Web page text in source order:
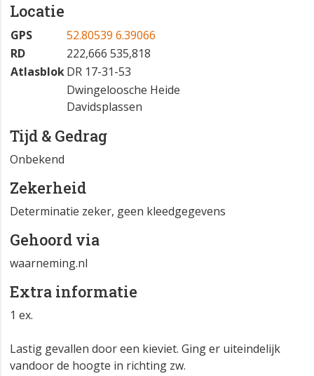
Locatie
GPS
52.80539 6.39066
RD
222,666 535,818
AtlasblokDR 17-31-53
Dwingeloosche Heide
Davidsplassen
Tijd & Gedrag
Onbekend
Zekerheid
Determinatie zeker, geen kleedgegevens
Gehoord via
waarneming.nl
Extra informatie
1 ex.
Lastig gevallen door een kieviet. Ging er uiteindelijk
vandoor de hoogte in richting zw.